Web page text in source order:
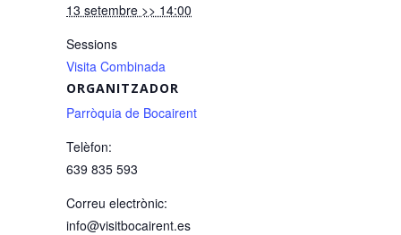
13 setembre >> 14:00
Sessions
Visita Combinada
ORGANITZADOR
Parròquia de Bocairent
Telèfon:
639 835 593
Correu electrònic:
info@visitbocairent.es